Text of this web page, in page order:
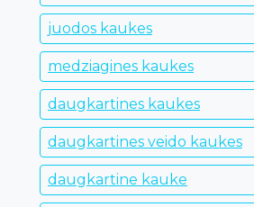
juodos kaukes
medziagines kaukes
daugkartines kaukes
daugkartines veido kaukes
daugkartine kauke